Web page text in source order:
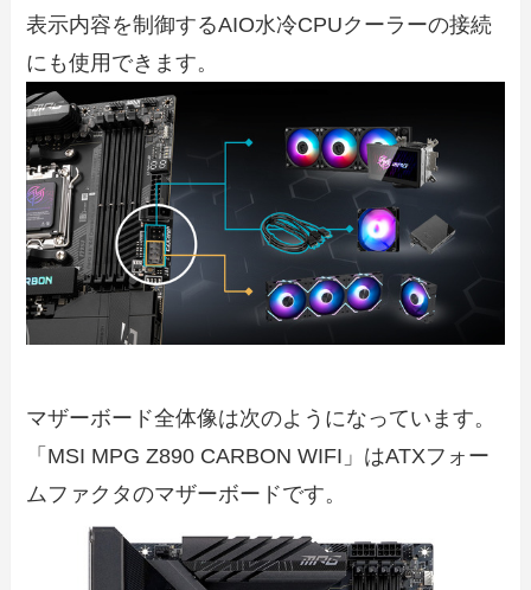
表示内容を制御するAIO水冷CPUクーラーの接続
にも使用できます。
マザーボード全体像は次のようになっています。
「MSI MPG Z890 CARBON WIFI」はATXフォー
ムファクタのマザーボードです。